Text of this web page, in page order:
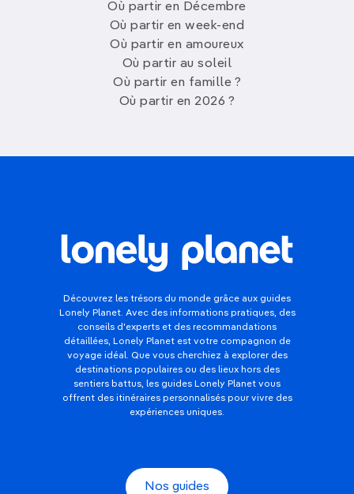
Où partir en Décembre
Où partir en week-end
Où partir en amoureux
Où partir au soleil
Où partir en famille ?
Où partir en 2026 ?
Découvrez les trésors du monde grâce aux guides
Lonely Planet. Avec des informations pratiques, des
conseils d'experts et des recommandations
détaillées, Lonely Planet est votre compagnon de
voyage idéal. Que vous cherchiez à explorer des
destinations populaires ou des lieux hors des
sentiers battus, les guides Lonely Planet vous
offrent des itinéraires personnalisés pour vivre des
expériences uniques.
Nos guides